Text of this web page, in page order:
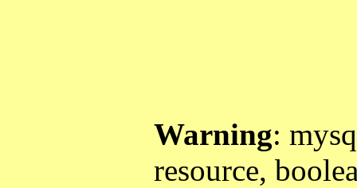
Warning:
resource,